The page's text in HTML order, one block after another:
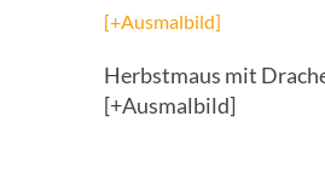
Herbstmaus mit
[+Ausmalbild]